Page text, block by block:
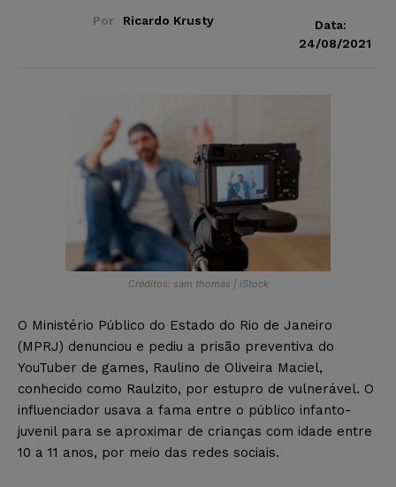
Por Ricardo Krusty
Data:
24/08/2021
Créditos: sam thomas | iStock
O Ministério Público do Estado do Rio de Janeiro
(MPRJ) denunciou e pediu a prisão preventiva do
YouTuber de games, Raulino de Oliveira Maciel,
conhecido como Raulzito, por estupro de vulnerável. O
influenciador usava a fama entre o público infanto-
juvenil para se aproximar de crianças com idade entre
10 a 11 anos, por meio das redes sociais.